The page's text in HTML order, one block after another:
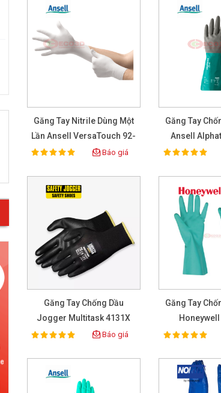
Găng Tay Nitrile Dùng Một
Lần Ansell VersaTouch 92-
205 Màu Trắng (Hộp 50
Rating:
100% Báo giá
Găng Tay
Ansell
Rating:
100%
Găng Tay Chống Dầu
Jogger Multitask 4131X
Rating:
100% Báo giá
Găng Tay
Honeywell
Rating:
100%